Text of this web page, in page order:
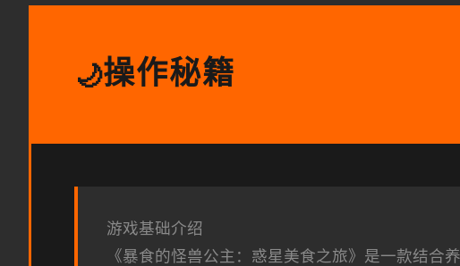
🌙操作秘籍
游戏基础介绍
《暴食的怪兽公主：惑星美食之旅》是一款结